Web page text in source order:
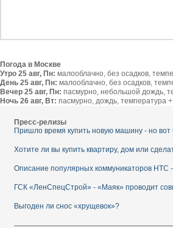
Погода в Москве
Утро 25 авг, Пн: малооблачно, без осадков,
День 25 авг, Пн: малооблачно, без осадков,
Вечер 25 авг, Пн: пасмурно, небольшой дождь,
Ночь 26 авг, Вт: пасмурно, дождь, температура
Пресс-релизы
Пришло время купить новую машину - но вот
Хотите ли вы купить квартиру, дом или
Описание популярных коммуникаторов HTC
ГСК «ЛенСпецСтрой» - «Маяк» проводит
Выгоден ли снос «хрущевок»?